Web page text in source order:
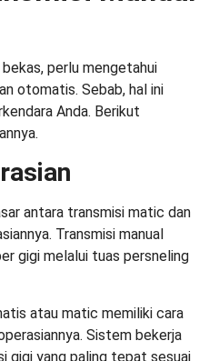
perlu mengetahui
otomatis. Sebab, hal ini
Anda. Berikut
antara transmisi matic dan
Transmisi manual
gigi melalui tuas persneling
atau matic memiliki cara
Sistem bekerja
gigi yang paling tepat sesuai